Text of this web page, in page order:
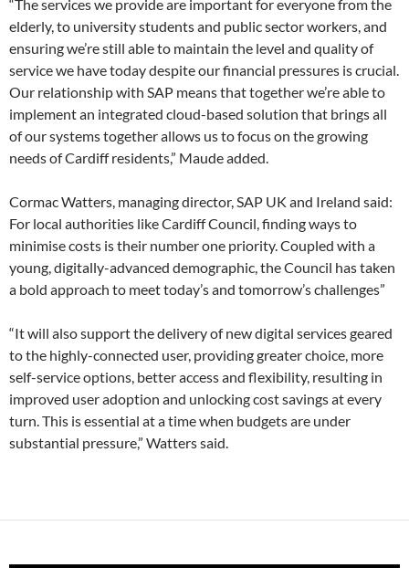
“The services we provide are important for everyone from the
elderly, to university students and public sector workers, and
ensuring we’re still able to maintain the level and quality of
service we have today despite our financial pressures is crucial.
Our relationship with SAP means that together we’re able to
implement an integrated cloud-based solution that brings all
of our systems together allows us to focus on the growing
needs of Cardiff residents,” Maude added.
Cormac Watters, managing director, SAP UK and Ireland said:
For local authorities like Cardiff Council, finding ways to
minimise costs is their number one priority. Coupled with a
young, digitally-advanced demographic, the Council has taken
a bold approach to meet today’s and tomorrow’s challenges”
“It will also support the delivery of new digital services geared
to the highly-connected user, providing greater choice, more
self-service options, better access and flexibility, resulting in
improved user adoption and unlocking cost savings at every
turn. This is essential at a time when budgets are under
substantial pressure,” Watters said.